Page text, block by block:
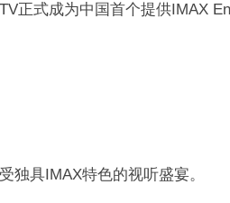
正式成为中国首个提供IMAX
独具IMAX特色的视听盛宴。